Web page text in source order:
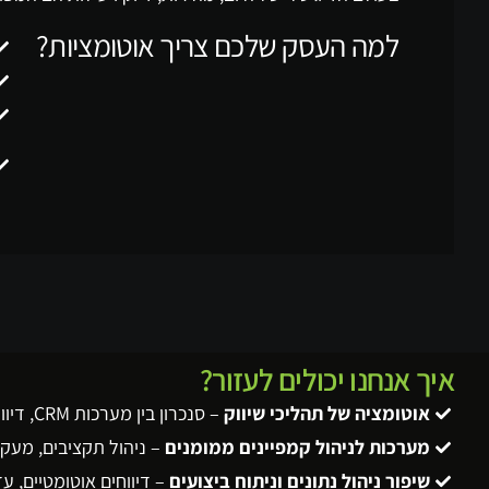
למה העסק שלכם צריך אוטומציות?
איך אנחנו יכולים לעזור?
אוטומציה של תהליכי שיווק – סנכרון בין מערכות CRM, דיוור ישיר, והפצה חכמה של לידים.
מערכות לניהול קמפיינים ממומנים – ניהול תקציבים,
שיפור ניהול נתונים וניתוח ביצועים – דיווחים